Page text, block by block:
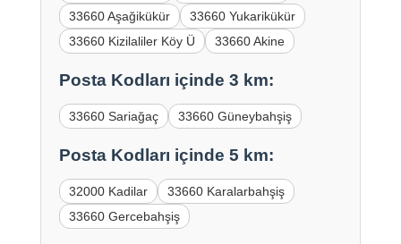
33660 Aşağikükür
33660 Yukarikükür
33660 Kizilaliler Köy Ü
33660 Akine
Posta Kodları içinde 3 km:
33660 Sariağaç 33660 Güneybahşiş
Posta Kodları içinde 5 km:
32000 Kadilar
33660 Karalarbahşiş
33660 Gercebahşiş